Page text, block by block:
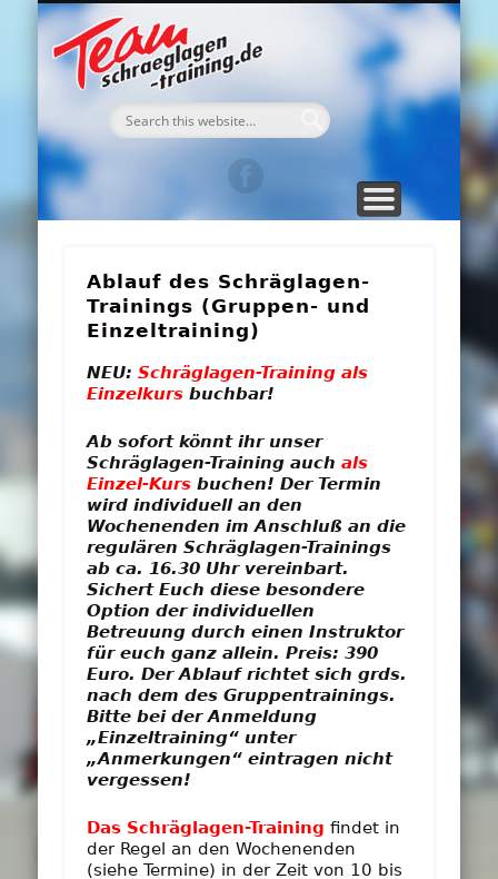
Ablauf des Schräglagen-
Trainings (Gruppen- und
Einzeltraining)
NEU:Schräglagen-Training als
Einzelkurs buchbar!
Ab sofort könnt ihr unser
Schräglagen-Training auchals
Einzel-Kurs buchen! Der Termin
wird individuell an den
Wochenenden im Anschluß an die
regulären Schräglagen-Trainings
ab ca. 16.30 Uhr vereinbart.
Sichert Euch diese besondere
Option der individuellen
Betreuungdurch einen Instruktor
für euch ganz allein. Preis: 390
Euro. Der Ablauf richtet sich grds.
nach dem des Gruppentrainings.
Bitte bei der Anmeldung
„Einzeltraining“ unter
„Anmerkungen“ eintragen nicht
vergessen!
Das Schräglagen-Training findet in
der Regel an den Wochenenden
(siehe Termine) in der Zeit von 10 bis